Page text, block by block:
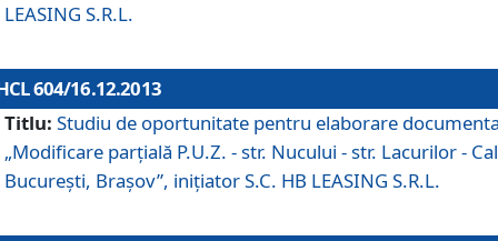
LEASING S.R.L.
604/16.12.2013
Titlu: Studiu de oportunitate pentru elaborare
„Modificare parţială P.U.Z. - str. Nucului - str. Lacurilor -
Bucureşti, Braşov”, iniţiator S.C. HB LEASING S.R.L.